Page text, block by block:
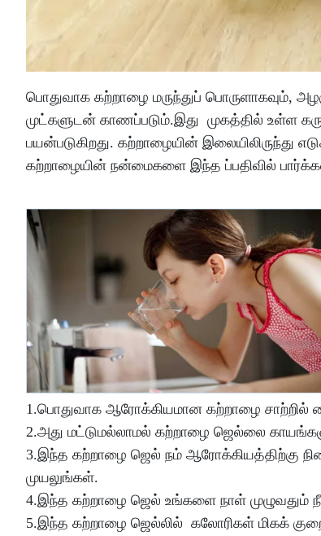
பொதுவாக கற்றாழை மருந்துப் பொருளாகவும்,
முட்களுடன் காணப்படும்.இது முகத்தில் உள்ள
பயன்படுகிறது. கற்றாழையின் இலையிலிருந்து
கற்றாழையின் நன்மைகளை இந்த ப்பதிவில்
1.பொதுவாக ஆரோக்கியமான கற்றாழை
2.அது மட்டுமல்லாமல் கற்றாழை ஜெல்லை
3.இந்த கற்றாழை ஜெல் நம் ஆரோக்கியத்திற்கு
முயலுங்கள்.
4.இந்த கற்றாழை ஜெல் உங்களை நாள் முழுவதும்
5.இந்த கற்றாழை ஜெல்லில் கலோரிகள் மிகக்